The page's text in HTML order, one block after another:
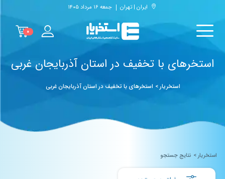
ایران | تهران جمعه ۱۶ مرداد ۱۴۰۵
۰
استخرهای با تخفیف در استان آذربایجان غربی
استخریار> استخرهای با تخفیف در استان آذربایجان غربی
استخریار> نتایج جستجو